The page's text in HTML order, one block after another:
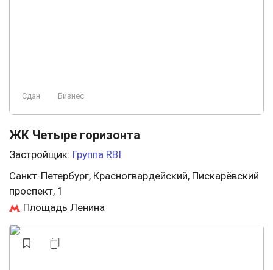
Сдан Бизнес
ЖК Четыре горизонта
Застройщик: Группа RBI
Санкт-Петербург, Красногвардейский, Пискарёвский
проспект, 1
Площадь Ленина